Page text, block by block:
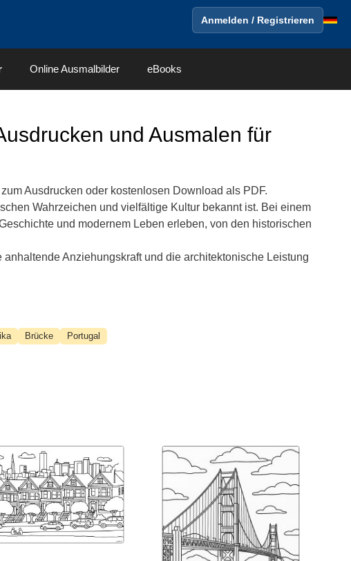
Anmelden / Registrieren
Online Ausmalbilder eBooks
und Ausmalen für
Ausdrucken oder kostenlosen Download als PDF.
Wahrzeichen und vielfältige Kultur bekannt ist. Bei einem
und modernem Leben erleben, von den historischen
Anziehungskraft und die architektonische Leistung
Brücke Portugal